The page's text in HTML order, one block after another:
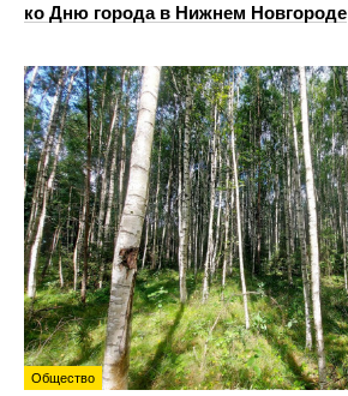
ко Дню города в Нижнем Новгороде
Общество